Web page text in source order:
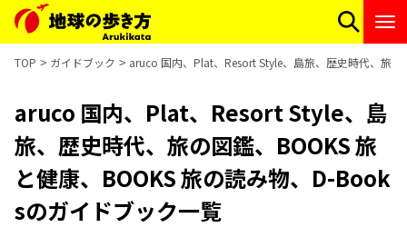
TOP ガイドブック aruco 国内、Plat、Resort Style、島旅、歴史時代、旅
aruco 国内、Plat、Resort Style、島
旅、歴史時代、旅の図鑑、BOOKS 旅
と健康、BOOKS 旅の読み物、D-Book
sのガイドブック一覧